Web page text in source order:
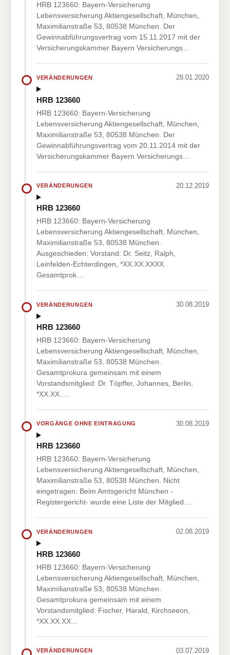
HRB 123660: Bayern-Versicherung
Lebensversicherung Aktiengesellschaft, München,
Maximilianstraße 53, 80538 München. Der
Gewinnabführungsvertrag vom 15.11.2017 mit der
Versicherungskammer Bayern Versicherungs…
VERÄNDERUNGEN 28.01.2020
HRB 123660
HRB 123660: Bayern-Versicherung
Lebensversicherung Aktiengesellschaft, München,
Maximilianstraße 53, 80538 München. Der
Gewinnabführungsvertrag vom 20.11.2014 mit der
Versicherungskammer Bayern Versicherungs…
VERÄNDERUNGEN 20.12.2019
HRB 123660
HRB 123660: Bayern-Versicherung
Lebensversicherung Aktiengesellschaft, München,
Maximilianstraße 53, 80538 München.
Ausgeschieden: Vorstand: Dr. Seitz, Ralph,
Leinfelden-Echterdingen, *XX.XX.XXXX.
Gesamtprok…
VERÄNDERUNGEN 30.08.2019
HRB 123660
HRB 123660: Bayern-Versicherung
Lebensversicherung Aktiengesellschaft, München,
Maximilianstraße 53, 80538 München.
Gesamtprokura gemeinsam mit einem
Vorstandsmitglied: Dr. Töpffer, Johannes, Berlin,
*XX.XX.…
VORGÄNGE OHNE EINTRAGUNG 30.08.2019
HRB 123660
HRB 123660: Bayern-Versicherung
Lebensversicherung Aktiengesellschaft, München,
Maximilianstraße 53, 80538 München. Nicht
eingetragen: Beim Amtsgericht München -
Registergericht- wurde eine Liste der Mitglied…
VERÄNDERUNGEN 02.08.2019
HRB 123660
HRB 123660: Bayern-Versicherung
Lebensversicherung Aktiengesellschaft, München,
Maximilianstraße 53, 80538 München.
Gesamtprokura gemeinsam mit einem
Vorstandsmitglied: Fischer, Harald, Kirchseeon,
*XX.XX.XX…
VERÄNDERUNGEN 03.07.2019